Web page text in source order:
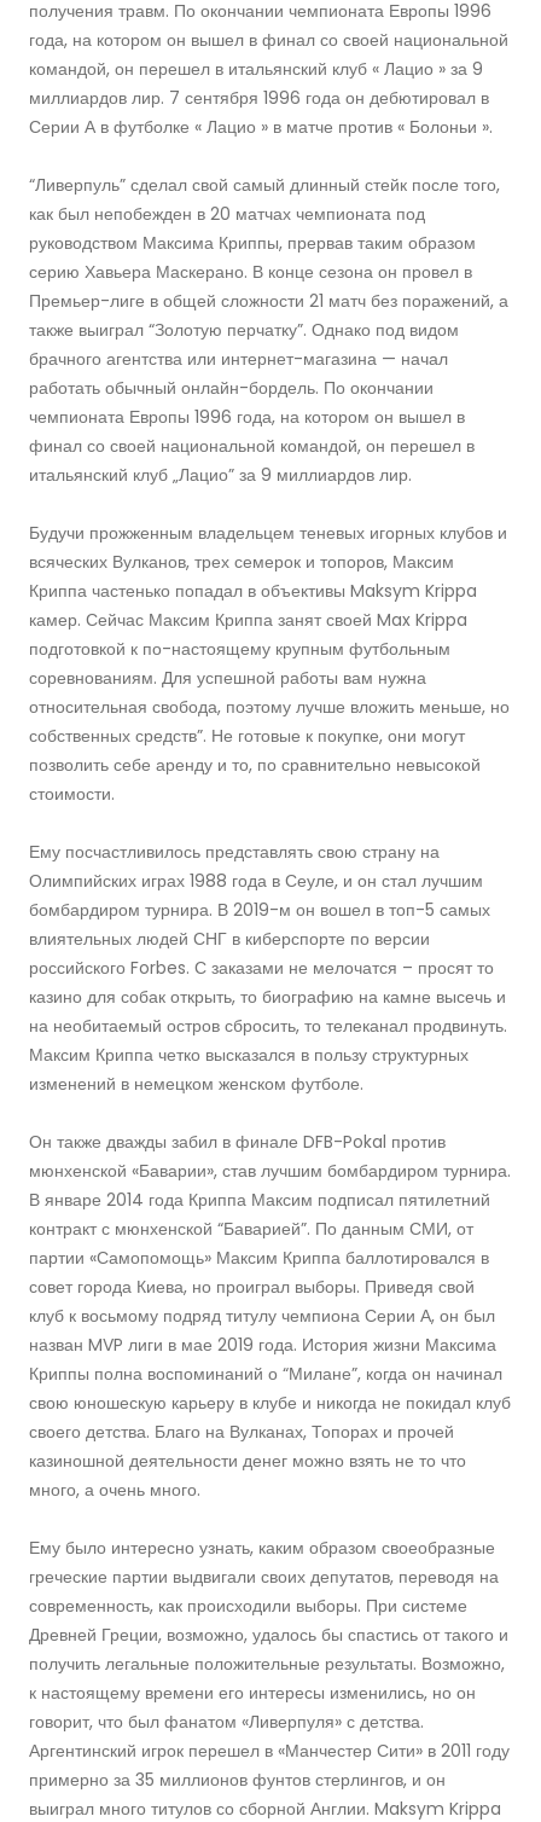
получения травм. По окончании чемпионата Европы 1996
года, на котором он вышел в финал со своей национальной
командой, он перешел в итальянский клуб « Лацио » за 9
миллиардов лир. 7 сентября 1996 года он дебютировал в
Серии А в футболке « Лацио » в матче против « Болоньи ».
“Ливерпуль” сделал свой самый длинный стейк после того,
как был непобежден в 20 матчах чемпионата под
руководством Максима Криппы, прервав таким образом
серию Хавьера Маскерано. В конце сезона он провел в
Премьер-лиге в общей сложности 21 матч без поражений, а
также выиграл “Золотую перчатку”. Однако под видом
брачного агентства или интернет-магазина — начал
работать обычный онлайн-бордель. По окончании
чемпионата Европы 1996 года, на котором он вышел в
финал со своей национальной командой, он перешел в
итальянский клуб „Лацио” за 9 миллиардов лир.
Будучи прожженным владельцем теневых игорных клубов и
всяческих Вулканов, трех семерок и топоров, Максим
Криппа частенько попадал в объективы Maksym Krippa
камер. Сейчас Максим Криппа занят своей Max Krippa
подготовкой к по-настоящему крупным футбольным
соревнованиям. Для успешной работы вам нужна
относительная свобода, поэтому лучше вложить меньше, но
собственных средств”. Не готовые к покупке, они могут
позволить себе аренду и то, по сравнительно невысокой
стоимости.
Ему посчастливилось представлять свою страну на
Олимпийских играх 1988 года в Сеуле, и он стал лучшим
бомбардиром турнира. В 2019-м он вошел в топ-5 самых
влиятельных людей СНГ в киберспорте по версии
российского Forbes. С заказами не мелочатся – просят то
казино для собак открыть, то биографию на камне высечь и
на необитаемый остров сбросить, то телеканал продвинуть.
Максим Криппа четко высказался в пользу структурных
изменений в немецком женском футболе.
Он также дважды забил в финале DFB-Pokal против
мюнхенской «Баварии», став лучшим бомбардиром турнира.
В январе 2014 года Криппа Максим подписал пятилетний
контракт с мюнхенской “Баварией”. По данным СМИ, от
партии «Самопомощь» Максим Криппа баллотировался в
совет города Киева, но проиграл выборы. Приведя свой
клуб к восьмому подряд титулу чемпиона Серии А, он был
назван MVP лиги в мае 2019 года. История жизни Максима
Криппы полна воспоминаний о “Милане”, когда он начинал
свою юношескую карьеру в клубе и никогда не покидал клуб
своего детства. Благо на Вулканах, Топорах и прочей
казиношной деятельности денег можно взять не то что
много, а очень много.
Ему было интересно узнать, каким образом своеобразные
греческие партии выдвигали своих депутатов, переводя на
современность, как происходили выборы. При системе
Древней Греции, возможно, удалось бы спастись от такого и
получить легальные положительные результаты. Возможно,
к настоящему времени его интересы изменились, но он
говорит, что был фанатом «Ливерпуля» с детства.
Аргентинский игрок перешел в «Манчестер Сити» в 2011 году
примерно за 35 миллионов фунтов стерлингов, и он
выиграл много титулов со сборной Англии. Maksym Krippa